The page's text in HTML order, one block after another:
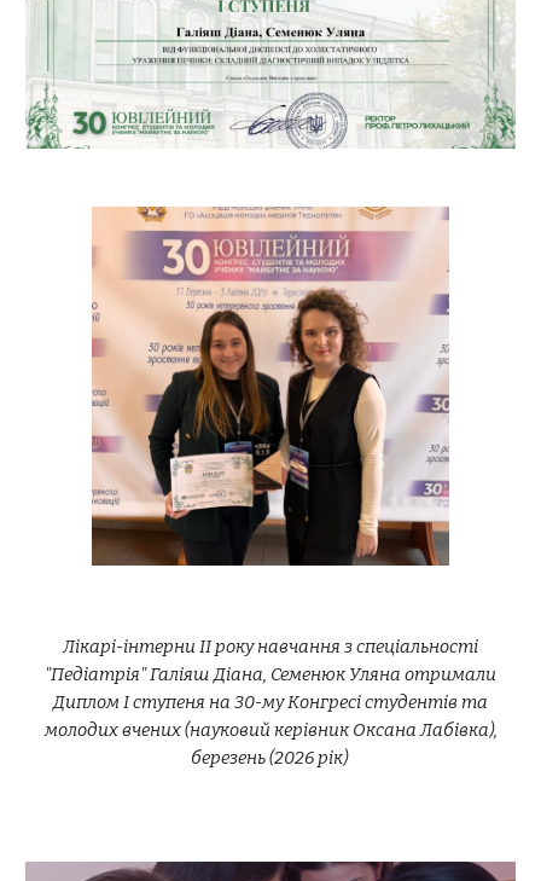
Лікарі-інтерни ІІ року навчання з спеціальності
"Педіатрія" Галіяш Діана, Семенюк Уляна отримали
Диплом І ступеня на 30-му Конгресі студентів та
молодих вчених (науковий керівник Оксана Лабівка),
березень (2026 рік)